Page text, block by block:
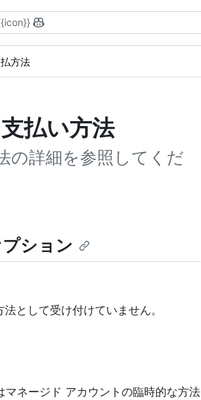
方法
払い方法
の詳細を参照してくだ
ション
として受け付けていません。
ネージド アカウントの臨時的な方法